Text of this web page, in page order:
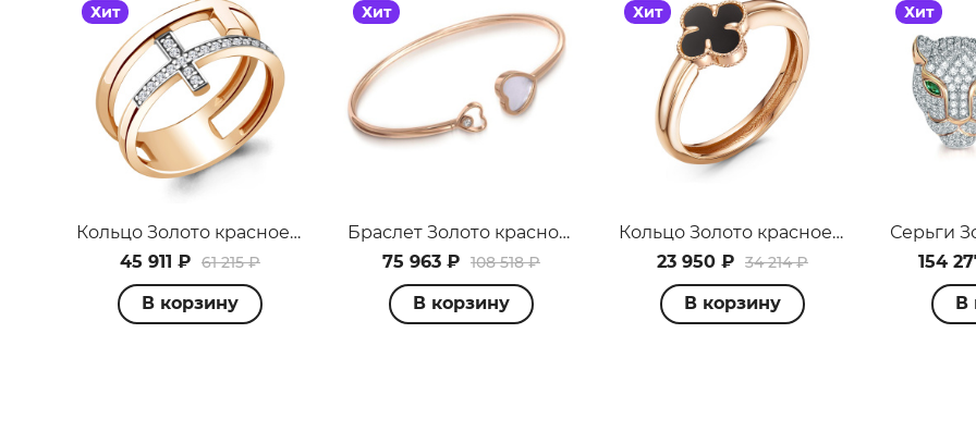
Хит
Кольцо Золото красное 68735А.1
45 911 ₽ 61 215 ₽
В корзину
Хит
Браслет Золото красное 099070_09_01_000_2848
75 963 ₽ 108 518 ₽
В корзину
Хит
Кольцо Золото красное 110421
23 950 ₽ 34 214 ₽
В корзину
Хит
154
В
с вашей картыпо25%каждые 2 недели
Подробнее об оплате Плайтом
25
раз в 2
недели
Остались вопросы?